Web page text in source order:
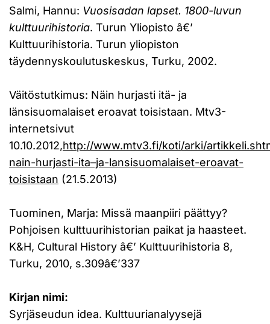
Salmi, Hannu: Vuosisadan lapset. 1800-luvun
kulttuurihistoria. Turun Yliopisto â€’
Kulttuurihistoria. Turun yliopiston
täydennyskoulutuskeskus, Turku, 2002.
Väitöstutkimus: Näin hurjasti itä- ja
länsisuomalaiset eroavat toisistaan. Mtv3-
internetsivut
10.10.2012,http://www.mtv3.fi/koti/arki/
nain-hurjasti-ita–ja-lansisuomalaiset-eroavat-
toisistaan (21.5.2013)
Tuominen, Marja: Missä maanpiiri päättyy?
Pohjoisen kulttuurihistorian paikat ja haasteet.
K&H, Cultural History â€’ Kulttuurihistoria 8,
Turku, 2010, s.309â€’337
Kirjan nimi:
Syrjäseudun idea. Kulttuurianalyysejä